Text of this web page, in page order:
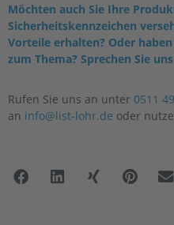
Möchten auch Sie Ihre
Sicherheitskennzeichen
Vorteile erhalten? Oder
zum Thema? Sprechen Sie
Rufen Sie uns an unter 0511
an info@list-lohr.de oder